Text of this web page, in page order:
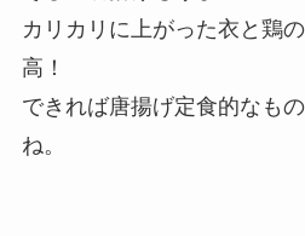
カリカリに上がった衣と鶏
高！
できれば唐揚げ定食的なも
ね。